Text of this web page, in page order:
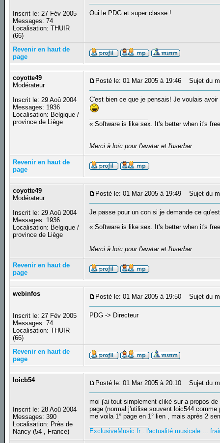
Inscrit le: 27 Fév 2005
Messages: 74
Localisation: THUIR
(66)
Oui le PDG et super classe !
Revenir en haut de
page
coyotte49
Modérateur
Inscrit le: 29 Aoû 2004
Messages: 1936
Localisation: Belgique /
province de Liège
Posté le: 01 Mar 2005 à 19:46 Sujet du
C'est bien ce que je pensais! Je voulais
« Software is like sex. It's better when it's
Merci à loïc pour l'avatar et l'userbar
Revenir en haut de
page
coyotte49
Modérateur
Inscrit le: 29 Aoû 2004
Messages: 1936
Localisation: Belgique /
province de Liège
Posté le: 01 Mar 2005 à 19:49 Sujet du
Je passe pour un con si je demande ce
« Software is like sex. It's better when it's
Merci à loïc pour l'avatar et l'userbar
Revenir en haut de
page
webinfos
Inscrit le: 27 Fév 2005
Messages: 74
Localisation: THUIR
(66)
Posté le: 01 Mar 2005 à 19:50 Sujet du
PDG -> Directeur
Revenir en haut de
page
loicb54
Inscrit le: 28 Aoû 2004
Messages: 390
Localisation: Près de
Nancy (54 , France)
Posté le: 01 Mar 2005 à 20:10 Sujet du
moi j'ai tout simplement cliké sur a propos
page (normal j'utilise souvent loic544
me voila 1° page en 1° lien , mais après 2
ExclusiveMusic.fr : l'actualité musicale ...